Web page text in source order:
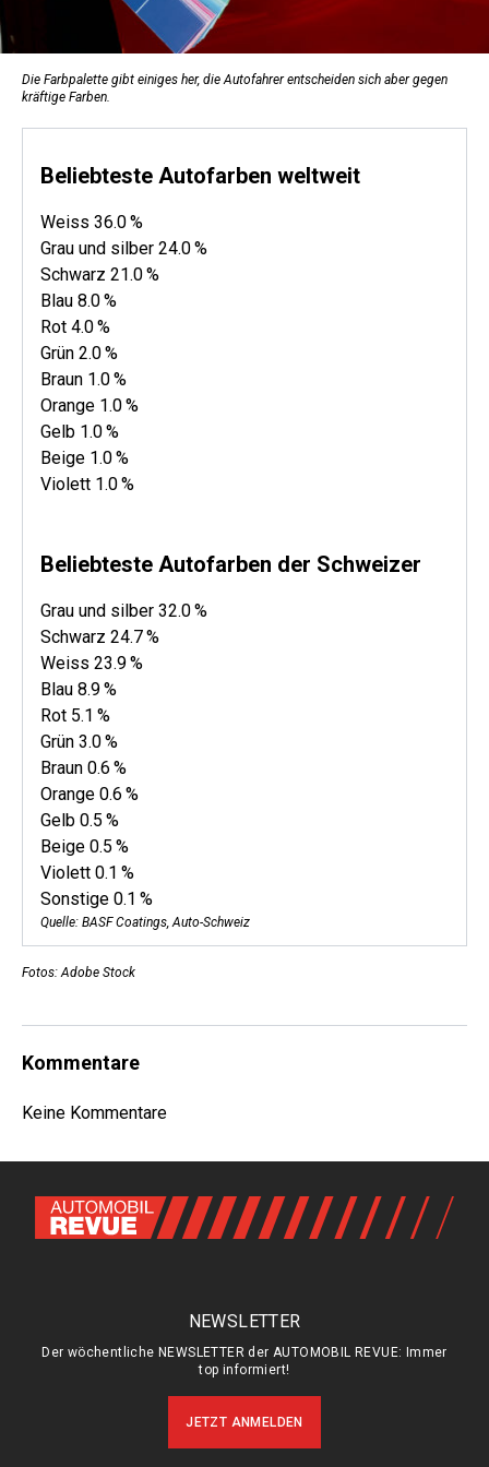
Die Farbpalette gibt einiges her, die Autofahrer entscheiden sich aber gegen
kräftige Farben.
Beliebteste Autofarben weltweit
Weiss 36.0 %
Grau und silber 24.0 %
Schwarz 21.0 %
Blau 8.0 %
Rot 4.0 %
Grün 2.0 %
Braun 1.0 %
Orange 1.0 %
Gelb 1.0 %
Beige 1.0 %
Violett 1.0 %
Beliebteste Autofarben der Schweizer
Grau und silber 32.0 %
Schwarz 24.7 %
Weiss 23.9 %
Blau 8.9 %
Rot 5.1 %
Grün 3.0 %
Braun 0.6 %
Orange 0.6 %
Gelb 0.5 %
Beige 0.5 %
Violett 0.1 %
Sonstige 0.1 %
Quelle: BASF Coatings, Auto-Schweiz
Fotos: Adobe Stock
Kommentare
Keine Kommentare
NEWSLETTER
Der wöchentliche NEWSLETTER der AUTOMOBIL REVUE: Immer
top informiert!
JETZT ANMELDEN